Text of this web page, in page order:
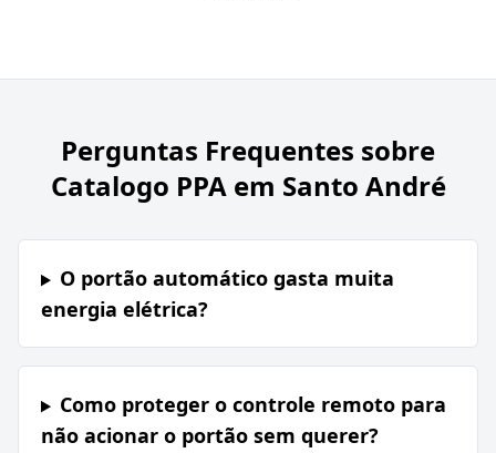
Perguntas Frequentes sobre
Catalogo PPA em Santo André
O portão automático gasta muita
energia elétrica?
Como proteger o controle remoto para
não acionar o portão sem querer?